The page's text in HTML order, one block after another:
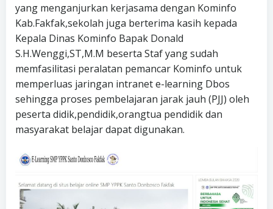
yang menganjurkan kerjasama dengan Kominfo
Kab.Fakfak,sekolah juga berterima kasih kepada
Kepala Dinas Kominfo Bapak Donald
S.H.Wenggi,ST,M.M beserta Staf yang sudah
memfasilitasi peralatan pemancar Kominfo untuk
memperluas jaringan intranet e-learning Dbos
sehingga proses pembelajaran jarak jauh (PJJ) oleh
peserta didik,pendidik,orangtua pendidik dan
masyarakat belajar dapat digunakan.